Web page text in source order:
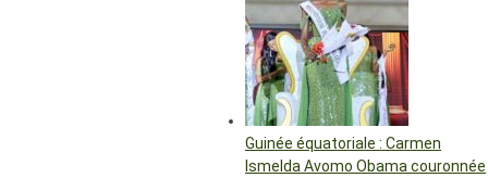
Guinée équatoriale : Carmen
Ismelda Avomo Obama couronnée